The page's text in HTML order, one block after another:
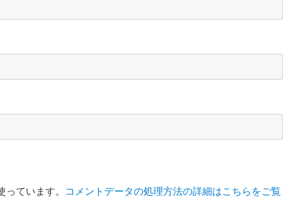
ています。 コメントデータの処理方法の詳細はこちらをご覧